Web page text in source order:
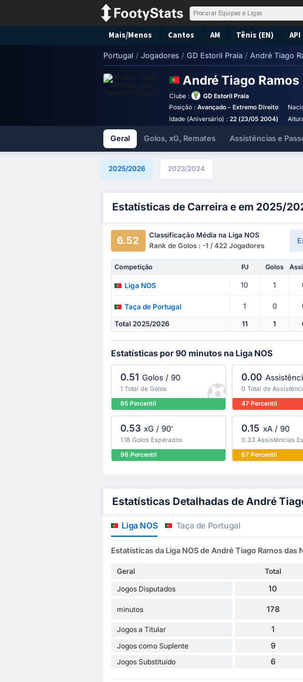
Mais/Menos Cantos AM Tênis (EN) API
Portugal / Jogadores / GD Estoril Praia / André Tiago
André Tiago Ramos
Clube :
GD Estoril Praia
Posição :Avançado - Extremo Direito
Idade (Aniversário) :22 (23/05 2004)
Geral Golos, xG, Remates Assistências e
2025/2026 2023/2024
Estatísticas de Carreira e em 2025/
6.52
Classificação Média na Liga NOS
Rank de Golos : -1 / 422 Jogadores
Competição PJ Golos
Liga NOS 10 1
Taça de Portugal 1 0
Total 2025/2026 11 1
Estatísticas por 90 minutos na Liga NOS
0.51 Golos / 90
1 Total de Golos
95 Percentil
0.00
0 Total de
47 Percentil
0.53 xG / 90'
1.18 Golos Esperados
96 Percentil
0.15 xA / 90
0.33 Assistências
67 Percentil
Estatísticas Detalhadas de André
Liga NOS Taça de Portugal
Estatísticas da Liga NOS de André Tiago Ramos das
Geral Total
Jogos Disputados
10
minutos 178
Jogos a Titular 1
Jogos como Suplente 9
Jogos Substituído 6